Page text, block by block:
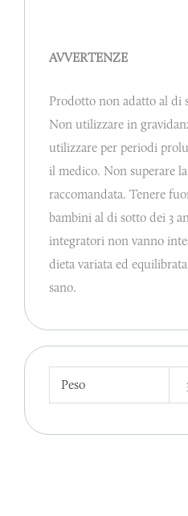
AVVERTENZE
Prodotto non adatto al di
Non utilizzare in
utilizzare per periodi
il medico. Non superare
raccomandata. Tenere
bambini al di sotto dei 3
integratori non vanno
dieta variata ed
sano.
Peso